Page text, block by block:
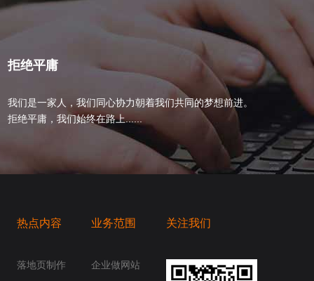
拒绝平庸
我们是一家人，我们同心协力朝着我们共同的梦想前进。
拒绝平庸，我们始终在路上......
热点内容
落地页制作
业务范围
企业做网站
关注我们